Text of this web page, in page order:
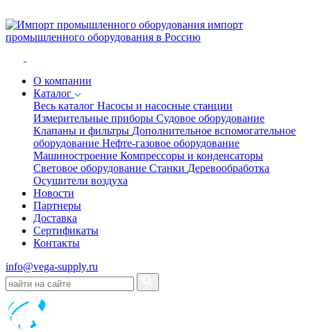
импорт
промышленного оборудования в Россию
O компании
Каталог
Весь каталог Насосы и насосные станции
Измерительные приборы Судовое оборудование
Клапаны и фильтры Дополнительное вспомогательное
оборудование Нефте-газовое оборудование
Машиностроение Компрессоры и конденсаторы
Световое оборудование Станки Деревообработка
Осушители воздуха
Новости
Партнеры
Доставка
Сертификаты
Контакты
info@vega-supply.ru